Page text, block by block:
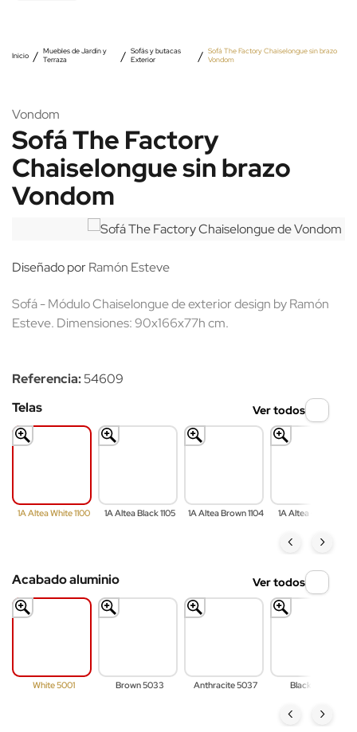
Inicio
Muebles de Jardín y
Terraza
Sofás y butacas
Exterior
Sofá The Factory Chaiselongue sin brazo
Vondom
Vondom
Sofá The Factory
Chaiselongue sin brazo
Vondom
Diseñado porRamón Esteve
Sofá - Módulo Chaiselongue de exterior design by Ramón
Esteve. Dimensiones: 90x166x77h cm.
Referencia:54609
Telas
1A Altea White 1100 1A Altea Black 1105 1A Altea Brown 1104 1A Altea Gray 1101
‹ ›
Ver todos
Acabado aluminio
White 5001 Brown 5033 Anthracite 5037 Black 5002
‹ ›
Ver todos